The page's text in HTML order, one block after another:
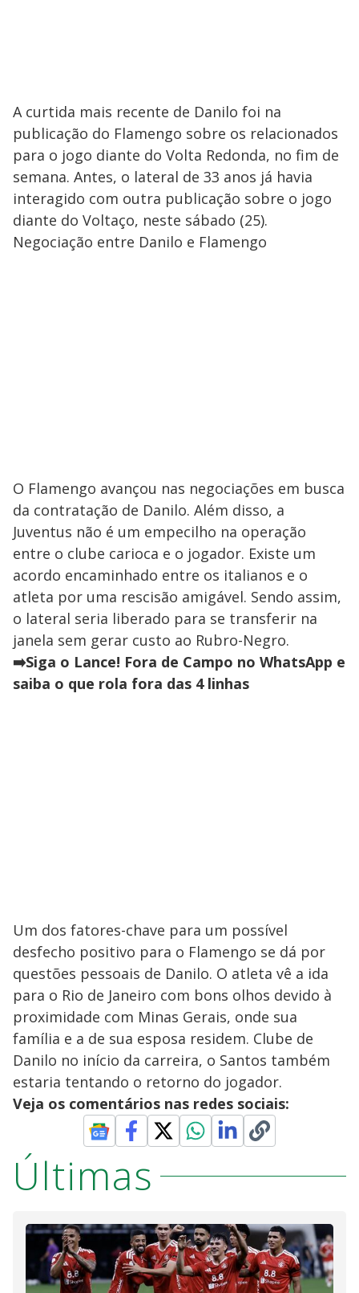
A curtida mais recente de Danilo foi na
publicação do Flamengo sobre os relacionados
para o jogo diante do Volta Redonda, no fim de
semana. Antes, o lateral de 33 anos já havia
interagido com outra publicação sobre o jogo
diante do Voltaço, neste sábado (25).
Negociação entre Danilo e Flamengo
O Flamengo avançou nas negociações em busca
da contratação de Danilo. Além disso, a
Juventus não é um empecilho na operação
entre o clube carioca e o jogador. Existe um
acordo encaminhado entre os italianos e o
atleta por uma rescisão amigável. Sendo assim,
o lateral seria liberado para se transferir na
janela sem gerar custo ao Rubro-Negro.
➡️Siga o Lance! Fora de Campo no WhatsApp e
saiba o que rola fora das 4 linhas
Um dos fatores-chave para um possível
desfecho positivo para o Flamengo se dá por
questões pessoais de Danilo. O atleta vê a ida
para o Rio de Janeiro com bons olhos devido à
proximidade com Minas Gerais, onde sua
família e a de sua esposa residem. Clube de
Danilo no início da carreira, o Santos também
estaria tentando o retorno do jogador.
Veja os comentários nas redes sociais:
Últimas